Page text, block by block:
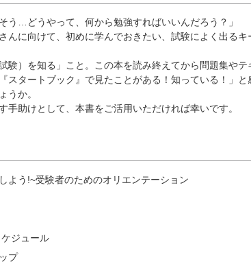
う…どうやって、何から勉強すればいいんだろう？」
んに向けて、初めに学んでおきたい、試験によく出るキ
験）を知る」こと。この本を読み終えてから問題集やテ
スタートブック』で見たことがある！知っている！」と
うか。
手助けとして、本書をご活用いただければ幸いです。
よう!~受験者のためのオリエンテーション
ジュール
プ